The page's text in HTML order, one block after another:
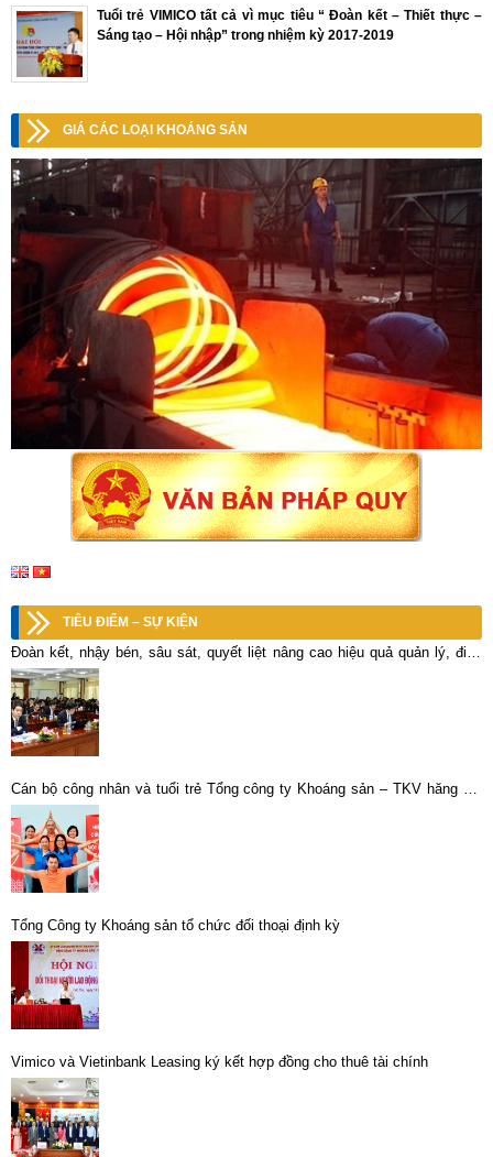
Tuổi trẻ VIMICO tất cả vì mục tiêu “ Đoàn kết – Thiết thực –
Sáng tạo – Hội nhập” trong nhiệm kỳ 2017-2019
GIÁ CÁC LOẠI KHOÁNG SẢN
TIÊU ĐIỂM – SỰ KIỆN
Đoàn kết, nhậy bén, sâu sát, quyết liệt nâng cao hiệu quả quản lý, điều
hành hoạt động sản xuất, kinh doanh toàn Tổng công ty .
Cán bộ công nhân và tuổi trẻ Tổng công ty Khoáng sản – TKV hăng hái
tham gia hiến máu tình nguyện
Tổng Công ty Khoáng sản tổ chức đối thoại định kỳ
Vimico và Vietinbank Leasing ký kết hợp đồng cho thuê tài chính